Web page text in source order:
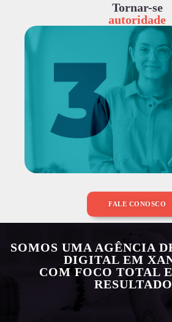
Tornar-se
autoridade
FALE CONOSCO
SOMOS UMA AGÊNCIA
DIGITAL EM
COM FOCO TOTAL